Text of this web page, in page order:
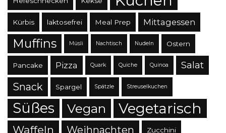
Kürbis laktosefrei Meal Prep Mittagessen
Muffins Müsli Nachtisch Nudeln Ostern
Pancake Pizza Quark Quiche Quinoa Salat
Snack Spargel Spätzle Streuselkuchen
Süßes Vegan Vegetarisch
Waffeln Weihnachten Zucchini